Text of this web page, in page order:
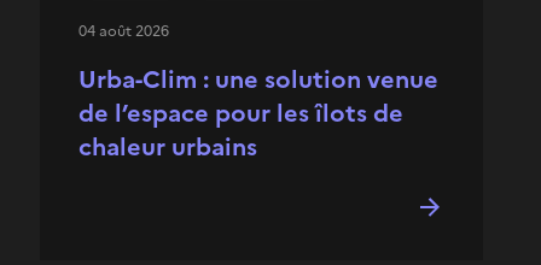
Urba-Clim : une solution venue
de l’espace pour les îlots de
chaleur urbains
04 août 2026